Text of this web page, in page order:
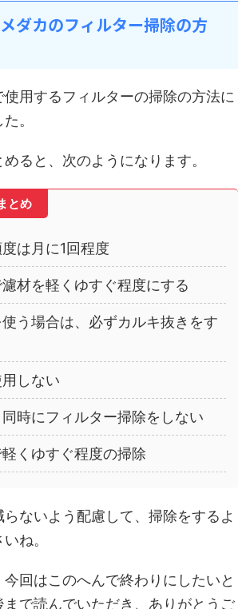
ダカのフィルター掃除の方
使用するフィルターの掃除の方法に
。
ると、次のようになります。
とめ
は月に1回程度
材を軽くゆすぐ程度にする
う場合は、必ずカルキ抜きをす
しない
時にフィルター掃除をしない
くゆすぐ程度の掃除
ないよう配慮して、掃除をするよ
ね。
今回はこのへんで終わりにしたいと
まで読んでいただき、ありがとうご